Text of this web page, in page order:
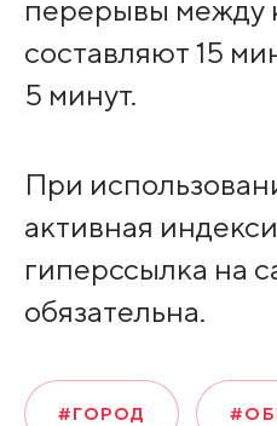
перерывы между
составляют 15
5 минут.
При
активная
гиперссылка на
обязательна.
#ГОРОД